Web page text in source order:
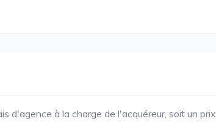
d'agence à la charge de l'acquéreur, soit un prix